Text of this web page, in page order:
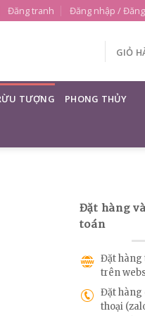
Đăng tranh Đăng nhập /
GIỎ
TƯỢNG PHONG THỦY
Đặt hàng
toán
Đặt hàng
trên
Đặt hàng
thoại